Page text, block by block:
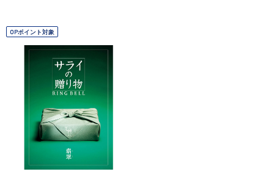
OPポイント対象